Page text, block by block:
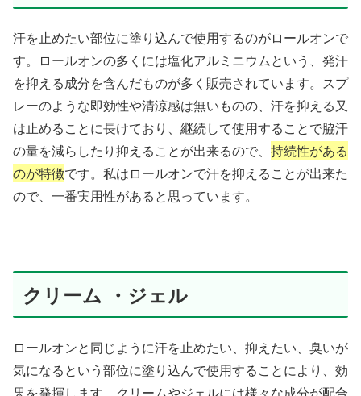
汗を止めたい部位に塗り込んで使用するのがロールオンで
す。ロールオンの多くには塩化アルミニウムという、発汗
を抑える成分を含んだものが多く販売されています。スプ
レーのような即効性や清涼感は無いものの、汗を抑える又
は止めることに長けており、継続して使用することで脇汗
の量を減らしたり抑えることが出来るので、 持続性がある
のが特徴です。私はロールオンで汗を抑えることが出来た
ので、一番実用性があると思っています。
クリーム ・ジェル
ロールオンと同じように汗を止めたい、抑えたい、臭いが
気になるという部位に塗り込んで使用することにより、効
果を発揮します。クリームやジェルには様々な成分が配合